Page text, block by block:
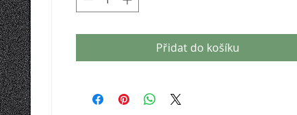
Přidat do košíku